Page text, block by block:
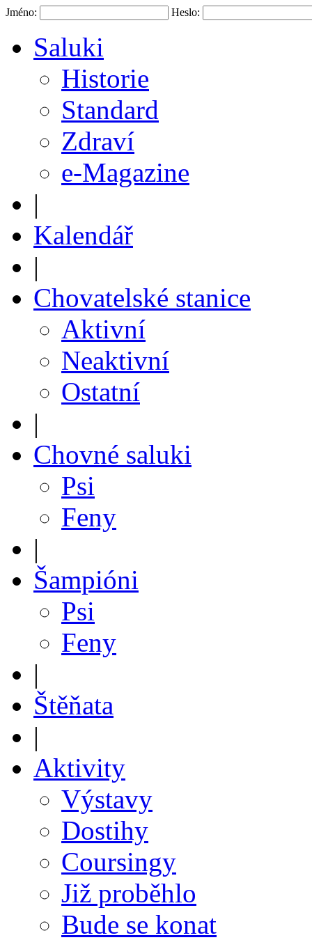
Jméno: Heslo:
Saluki
Historie
Standard
Zdraví
e-Magazine
|
Kalendář
|
Chovatelské stanice
Aktivní
Neaktivní
Ostatní
|
Chovné saluki
Psi
Feny
|
Šampióni
Psi
Feny
|
Štěňata
|
Aktivity
Výstavy
Dostihy
Coursingy
Již proběhlo
Bude se konat